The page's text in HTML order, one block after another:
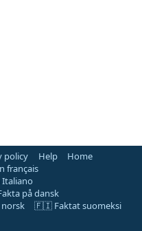
policy Help
Home
français
på dansk
🇫🇮 Faktat suomeksi